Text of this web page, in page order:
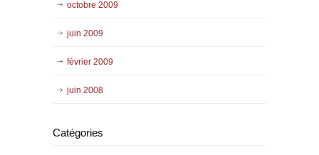
octobre 2009
juin 2009
février 2009
juin 2008
Catégories